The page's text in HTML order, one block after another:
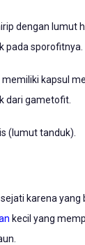
dengan lumut
pada sporofitnya.
kapsul
dari gametofit.
(lumut tanduk).
karena yang
kecil yang